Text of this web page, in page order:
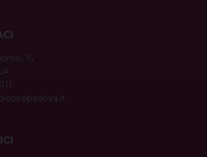
15